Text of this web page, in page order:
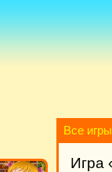
Все игры
Игра